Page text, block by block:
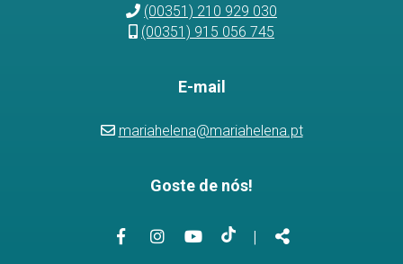
(00351) 210 929 030
(00351) 915 056 745
E-mail
mariahelena@mariahelena.pt
Goste de nós!
Link
Link
Link
Link
para
|